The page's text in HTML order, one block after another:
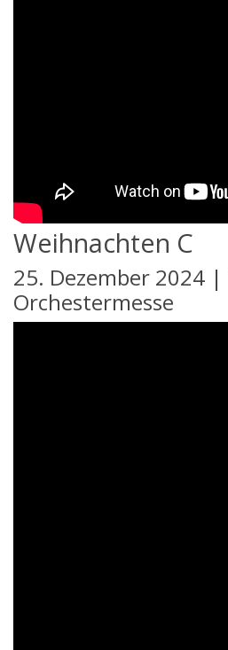
Weihnachten C
25. Dezember 2024
Orchestermesse